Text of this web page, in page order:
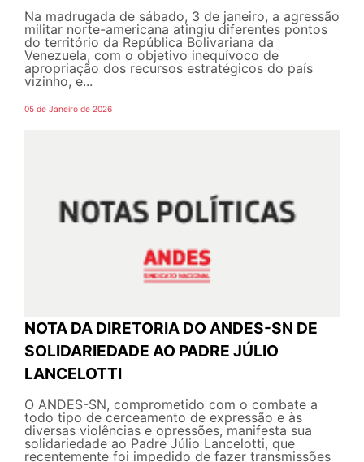
Na madrugada de sábado, 3 de janeiro, a agressão
militar norte-americana atingiu diferentes pontos
do território da República Bolivariana da
Venezuela, com o objetivo inequívoco de
apropriação dos recursos estratégicos do país
vizinho, e...
05 de Janeiro de 2026
NOTA DA DIRETORIA DO ANDES-SN DE
SOLIDARIEDADE AO PADRE JÚLIO
LANCELOTTI
O ANDES-SN, comprometido com o combate a
todo tipo de cerceamento de expressão e às
diversas violências e opressões, manifesta sua
solidariedade ao Padre Júlio Lancelotti, que
recentemente foi impedido de fazer transmissões